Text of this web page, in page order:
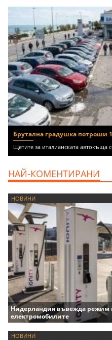
Брутална градушка потроши
Щетите за италианската автокъща
НАЙ-КОМЕНТИРАНИ
НОВИНИ
Нидерландия въвежда режим
електромобилите
НОВИНИ